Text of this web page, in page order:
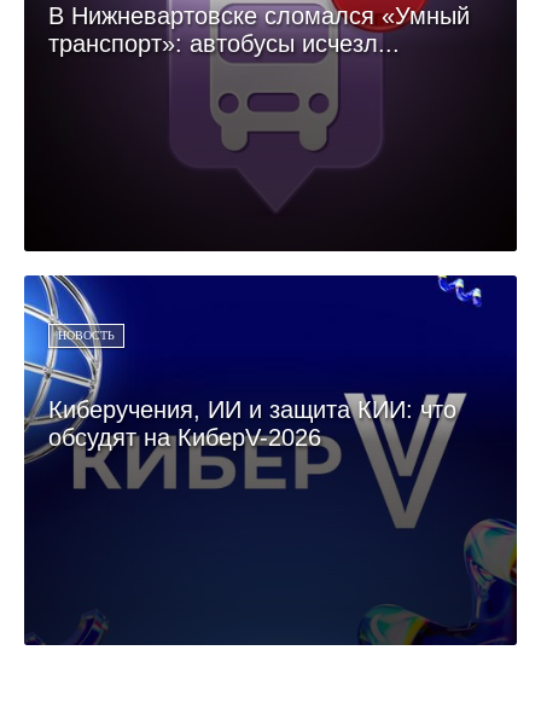
В Нижневартовске сломался «Умный
транспорт»: автобусы исчезл...
НОВОСТЬ
Киберучения, ИИ и защита КИИ: что
обсудят на КиберV-2026